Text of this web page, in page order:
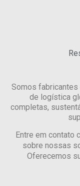
Somos
de logística
completas,
Entre em contato
sobre nossas
Oferecemos